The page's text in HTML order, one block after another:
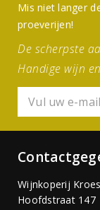
Mis niet langer
proeverijen!
De scherpste
Handige wijn
Wijnkoperij
Hoofdstraat 147